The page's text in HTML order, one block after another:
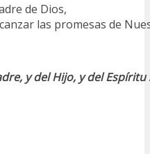
de Dios,
las promesas de
y del Hijo, y del Espíritu